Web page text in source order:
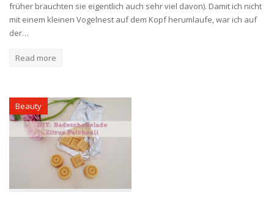
früher brauchten sie eigentlich auch sehr viel davon). Damit ich nicht
mit einem kleinen Vogelnest auf dem Kopf herumlaufe, war ich auf
der…
Read more
Beauty